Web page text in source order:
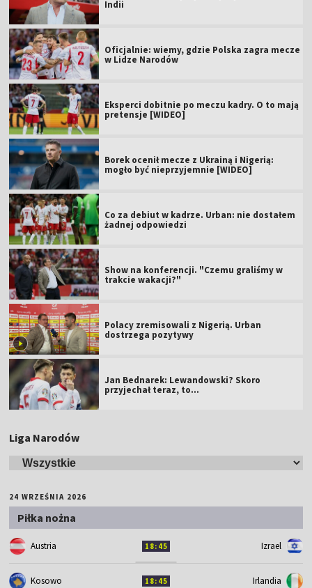
Indii
Oficjalnie: wiemy, gdzie Polska zagra mecze
w Lidze Narodów
Eksperci dobitnie po meczu kadry. O to mają
pretensje [WIDEO]
Borek ocenił mecze z Ukrainą i Nigerią:
mogło być nieprzyjemnie [WIDEO]
Co za debiut w kadrze. Urban: nie dostałem
żadnej odpowiedzi
Show na konferencji. "Czemu graliśmy w
trakcie wakacji?"
Polacy zremisowali z Nigerią. Urban
dostrzega pozytywy
Jan Bednarek: Lewandowski? Skoro
przyjechał teraz, to…
Liga Narodów
24 WRZEŚNIA 2026
Piłka nożna
Austria 18:45 Izrael
Kosowo 18:45 Irlandia